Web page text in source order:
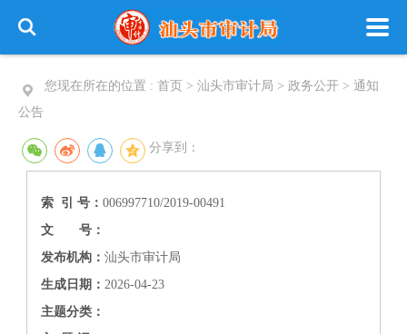
您现在所在的位置 : 首页 > 汕头市审计局 > 政务公开 > 通知
公告
分享到：
索 引 号：006997710/2019-00491
文 号：
发布机构：汕头市审计局
生成日期：2026-04-23
主题分类：